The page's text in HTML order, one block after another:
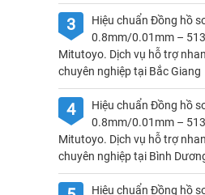
3
Hiệu chuẩn Đồng hồ
0.8mm/0.01mm –
Mitutoyo. Dịch vụ hỗ trợ
chuyên nghiệp tại Bắc Giang
4
Hiệu chuẩn Đồng hồ
0.8mm/0.01mm –
Mitutoyo. Dịch vụ hỗ trợ
chuyên nghiệp tại Bình
Hiệu chuẩn Đồng hồ